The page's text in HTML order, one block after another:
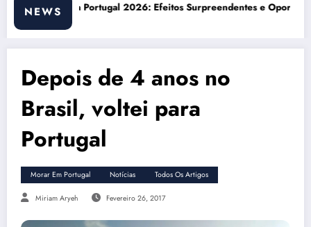
NEWS
Surpreendentes e OportunidadesCusto de vida em Portugal 2026:
Depois de 4 anos no
Brasil, voltei para
Portugal
Morar Em Portugal Notícias Todos Os Artigos
Miriam Aryeh Fevereiro 26, 2017